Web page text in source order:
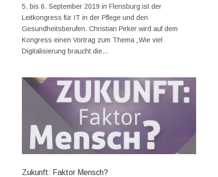
5. bis 6. September 2019 in Flensburg ist der
Leitkongress für IT in der Pflege und den
Gesundheitsberufen. Christian Pirker wird auf dem
Kongress einen Vortrag zum Thema „Wie viel
Digitalisierung braucht die...
Zukunft: Faktor Mensch?